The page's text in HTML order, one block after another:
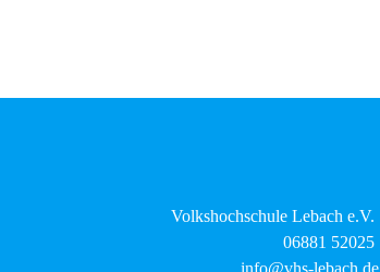
Volkshochschule Lebach e.V.
06881 52025